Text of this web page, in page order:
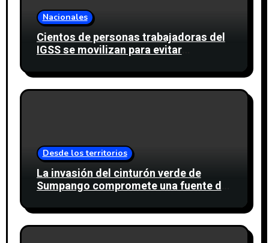
Nacionales
Cientos de personas trabajadoras del
IGSS se movilizan para evitar
Desde los territorios
La invasión del cinturón verde de
Sumpango compromete una fuente de